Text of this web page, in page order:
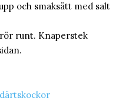
och smaksätt med salt
runt. Knaperstek